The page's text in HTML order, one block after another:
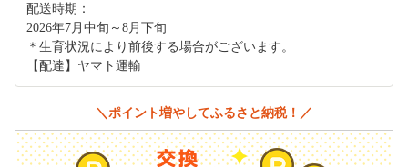
配送時期：
2026年7月中旬～8月下旬
＊生育状況により前後する場合がございます。
【配達】ヤマト運輸
＼ポイント増やしてふるさと納税！／